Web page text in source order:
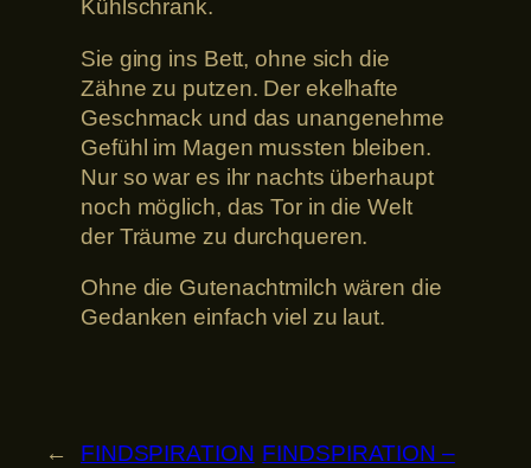
Kühlschrank.
Sie ging ins Bett, ohne sich die
Zähne zu putzen. Der ekelhafte
Geschmack und das unangenehme
Gefühl im Magen mussten bleiben.
Nur so war es ihr nachts überhaupt
noch möglich, das Tor in die Welt
der Träume zu durchqueren.
Ohne die Gutenachtmilch wären die
Gedanken einfach viel zu laut.
←
FINDSPIRATION FINDSPIRATION –